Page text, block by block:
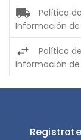
Política
Información
Política
Información